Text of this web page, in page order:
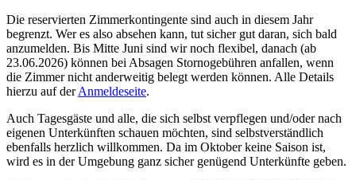
Die reservierten Zimmerkontingente sind auch in diesem Jahr
begrenzt. Wer es also absehen kann, tut sicher gut daran, sich bald
anzumelden. Bis Mitte Juni sind wir noch flexibel, danach (ab
23.06.2026) können bei Absagen Stornogebühren anfallen, wenn
die Zimmer nicht anderweitig belegt werden können. Alle Details
hierzu auf derAnmeldeseite.
Auch Tagesgäste und alle, die sich selbst verpflegen und/oder nach
eigenen Unterkünften schauen möchten, sind selbstverständlich
ebenfalls herzlich willkommen. Da im Oktober keine Saison ist,
wird es in der Umgebung ganz sicher genügend Unterkünfte geben.